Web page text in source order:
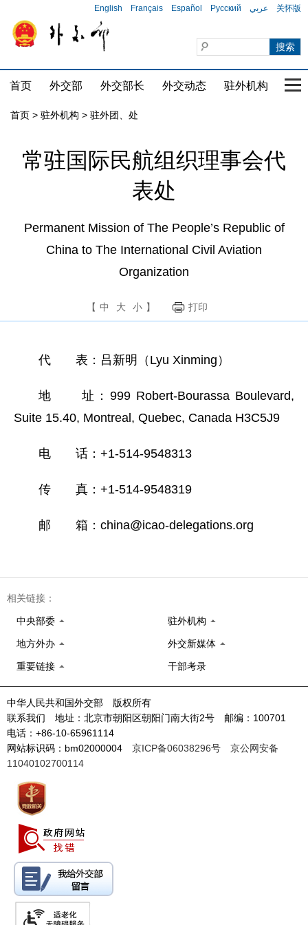
English Français Español Русский عربي 关怀版
首页 外交部 外交部长 外交动态 驻外机构 国
首页 > 驻外机构 > 驻外团、处
常驻国际民航组织理事会代
表处
Permanent Mission of The People’s Republic of
China to The International Civil Aviation
Organization
【 中 大 小 】 打印
代 表：吕新明（Lyu Xinming）
地 址：999 Robert-Bourassa Boulevard,
Suite 15.40, Montreal, Quebec, Canada H3C5J9
电 话：+1-514-9548313
传 真：+1-514-9548319
邮 箱：china@icao-delegations.org
相关链接：
中央部委 驻外机构
地方外办 外交新媒体
重要链接 干部考录
中华人民共和国外交部 版权所有
联系我们 地址：北京市朝阳区朝阳门南大街2号 邮编：100701
电话：+86-10-65961114
网站标识码：bm02000004 京ICP备06038296号
京公网安备
11040102700114